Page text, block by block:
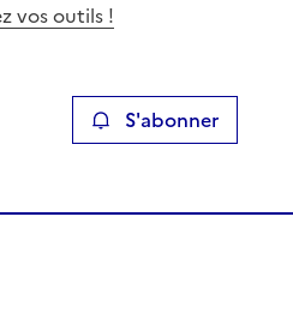
vos outils !
papier S'abonner